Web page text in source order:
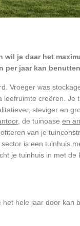
je daar het
per jaar kan
Vroeger was
creëren. Je
steviger en
, de tuinoase en
van je
is een tuinhuis
je tuinhuis in met de
het hele jaar door kan